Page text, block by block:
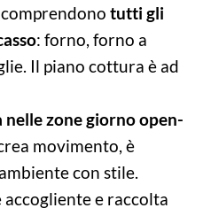
tutti gli
: forno, forno a
Il piano cottura è ad
nelle zone giorno open-
movimento, è
con stile.
e raccolta